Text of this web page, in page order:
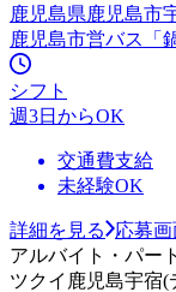
鹿児島県鹿児島市
鹿児島市営バス「
シフト
週3日からOK
交通費支給
未経験OK
詳細を見る
応募
アルバイト・パート
ツクイ鹿児島宇宿(